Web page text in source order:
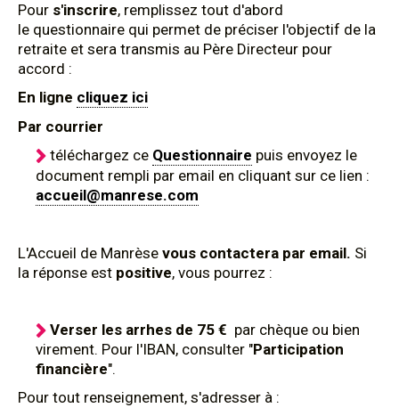
Pour s'inscrire, remplissez tout d'abord
le questionnaire qui permet de préciser l'objectif de la
retraite et sera transmis au Père Directeur pour
accord :
En ligne cliquez ici
Par courrier
téléchargez ce Questionnaire puis envoyez le
document rempli par email en cliquant sur ce lien :
accueil@manrese.com
L'Accueil de Manrèse vous contactera par email. Si
la réponse est positive, vous pourrez :
Verser les arrhes de 75 € par chèque ou bien
virement. Pour l'IBAN, consulter "Participation
financière".
Pour tout renseignement, s'adresser à :